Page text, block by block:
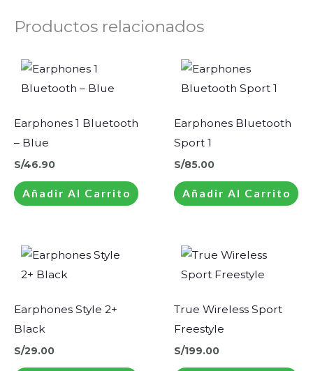
Productos relacionados
Earphones 1 Bluetooth
– Blue
S/46.90
Añadir Al Carrito
Earphones Bluetooth
Sport 1
S/85.00
Añadir Al Carrito
Earphones Style 2+
Black
S/29.00
True Wireless Sport
Freestyle
S/199.00